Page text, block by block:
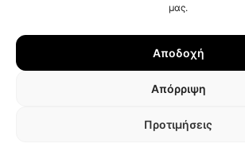
μας.
Αποδοχή
Απόρριψη
Προτιμήσεις
Όροι Χρήσης
Πολιτική Cookies
© ΑΡΗΣ Α.Σ. All rights reserved.